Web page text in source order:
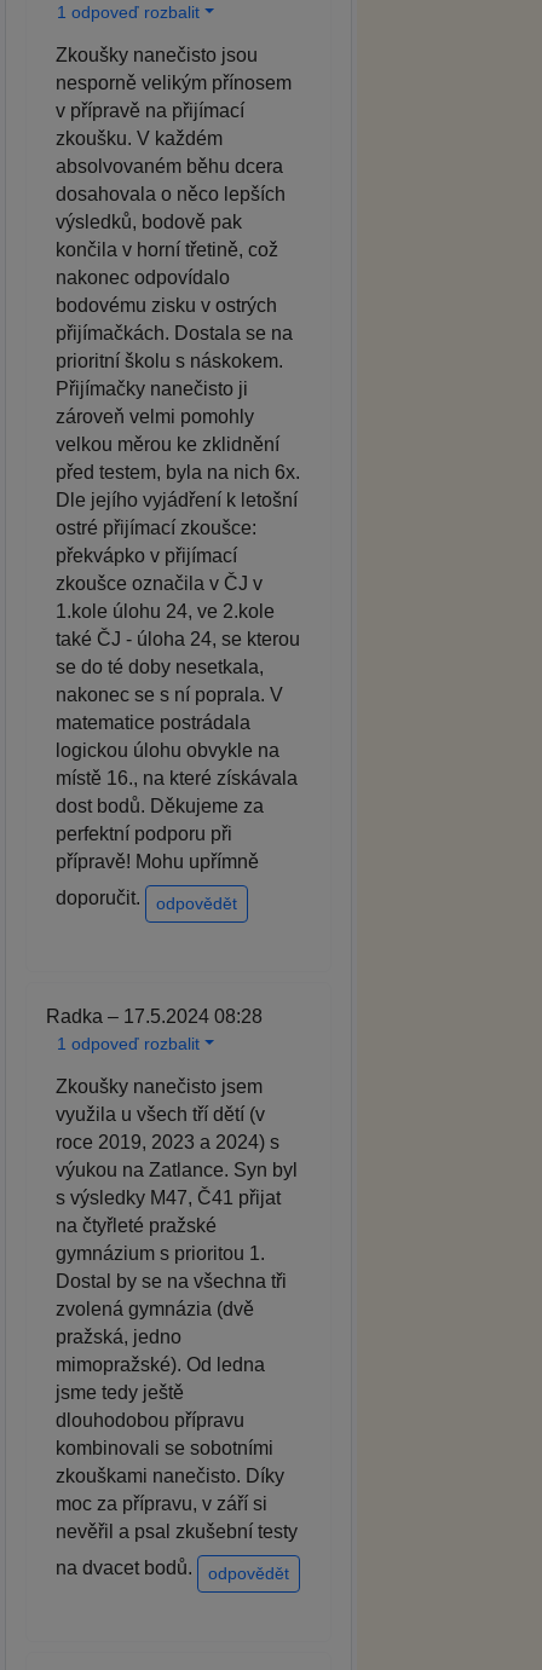
1 odpoveď rozbalit
Zkoušky nanečisto jsou
nesporně velikým přínosem
v přípravě na přijímací
zkoušku. V každém
absolvovaném běhu dcera
dosahovala o něco lepších
výsledků, bodově pak
končila v horní třetině, což
nakonec odpovídalo
bodovému zisku v ostrých
přijímačkách. Dostala se na
prioritní školu s náskokem.
Přijímačky nanečisto ji
zároveň velmi pomohly
velkou měrou ke zklidnění
před testem, byla na nich 6x.
Dle jejího vyjádření k letošní
ostré přijímací zkoušce:
překvápko v přijímací
zkoušce označila v ČJ v
1.kole úlohu 24, ve 2.kole
také ČJ - úloha 24, se kterou
se do té doby nesetkala,
nakonec se s ní poprala. V
matematice postrádala
logickou úlohu obvykle na
místě 16., na které získávala
dost bodů. Děkujeme za
perfektní podporu při
přípravě! Mohu upřímně
doporučit.
odpovědět
Radka – 17.5.2024 08:28
1 odpoveď rozbalit
Zkoušky nanečisto jsem
využila u všech tří dětí (v
roce 2019, 2023 a 2024) s
výukou na Zatlance. Syn byl
s výsledky M47, Č41 přijat
na čtyřleté pražské
gymnázium s prioritou 1.
Dostal by se na všechna tři
zvolená gymnázia (dvě
pražská, jedno
mimopražské). Od ledna
jsme tedy ještě
dlouhodobou přípravu
kombinovali se sobotními
zkouškami nanečisto. Díky
moc za přípravu, v září si
nevěřil a psal zkušební testy
na dvacet bodů.
odpovědět